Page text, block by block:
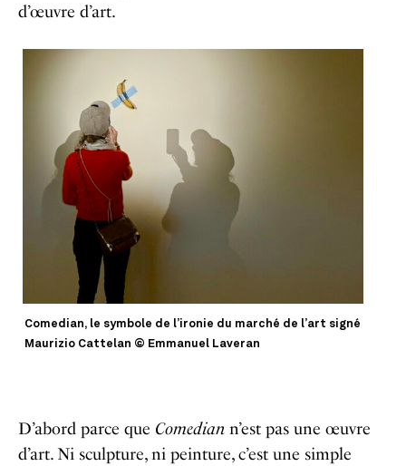
d’œuvre d’art.
Comedian, le symbole de l’ironie du marché de l’art signé
Maurizio Cattelan © Emmanuel Laveran
D’abord parce que Comedian n’est pas une œuvre
d’art. Ni sculpture, ni peinture, c’est une simple